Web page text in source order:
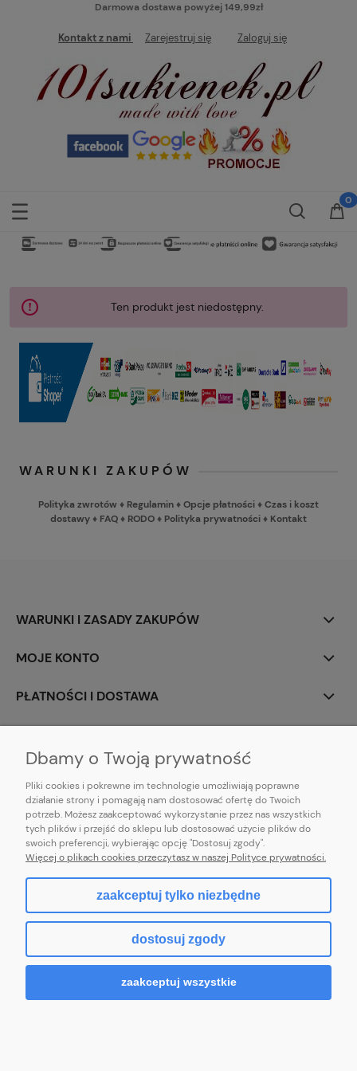
Darmowa dostawa powyżej 149,99zł
Kontakt z nami Zarejestruj się Zaloguj się
Ten produkt jest niedostępny.
WARUNKI ZAKUPÓW
Polityka zwrotów ♦ Regulamin♦Opcje płatności♦Czas i koszt
dostawy♦ FAQ♦ RODO♦ Polityka prywatności♦ Kontakt
WARUNKI I ZASADY ZAKUPÓW
MOJE KONTO
PŁATNOŚCI I DOSTAWA
E-mail:pl101sukienek@gmail.com
101sukienek.pl
ul. Piotrkowska 317/11, Łódź 93-035, woj. łódzkie
pokaż pełną wersję strony
Sklep internetowy Shoper.pl
Dbamy o Twoją prywatność
Pliki cookies i pokrewne im technologie umożliwiają poprawne
działanie strony i pomagają nam dostosować ofertę do Twoich
potrzeb. Możesz zaakceptować wykorzystanie przez nas wszystkich
tych plików i przejść do sklepu lub dostosować użycie plików do
swoich preferencji, wybierając opcję "Dostosuj zgody".
Więcej o plikach cookies przeczytasz w naszej Polityce prywatności.
zaakceptuj tylko niezbędne
dostosuj zgody
zaakceptuj wszystkie